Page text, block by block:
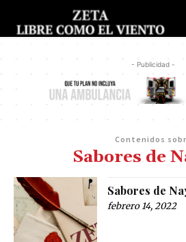
- Publicidad -
Contenidos
Sabores de
Sabores de
febrero 14, 2022